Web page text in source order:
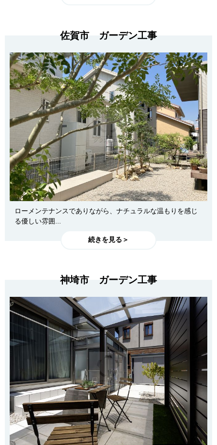
佐賀市 ガーデン工事
ローメンテナンスでありながら、ナチュラルな温もりを感じ
る優しい雰囲...
続きを見る＞
神埼市 ガーデン工事